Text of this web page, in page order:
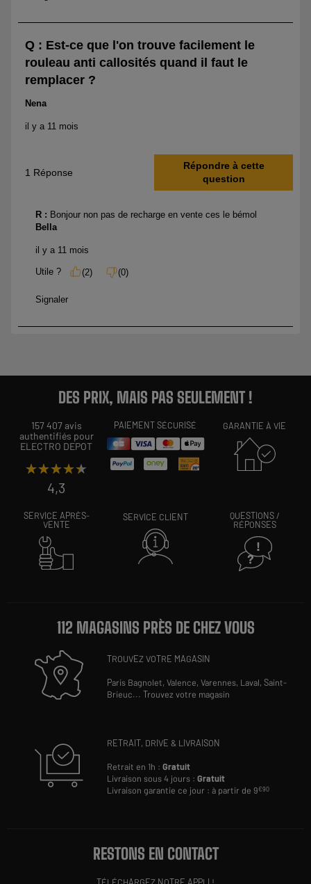
DES PRIX, MAIS PAS SEULEMENT !
157 407 avis
authentifiés pour
ELECTRO DEPOT
★★★★★
★★★★★
4,3
PAIEMENT SÉCURISÉ GARANTIE À VIE
SERVICE APRÈS-
VENTE
SERVICE CLIENT
QUESTIONS /
RÉPONSES
112 MAGASINS PRÈS DE CHEZ VOUS
TROUVEZ VOTRE MAGASIN
Paris Bagnolet,Valence,Varennes, Laval,Saint-
Brieuc...Trouvez votre magasin
RETRAIT, DRIVE & LIVRAISON
Retrait en 1h :Gratuit
Livraison sous 4 jours :Gratuit
Livraison garantie ce jour : à partir de 9€90
RESTONS EN CONTACT